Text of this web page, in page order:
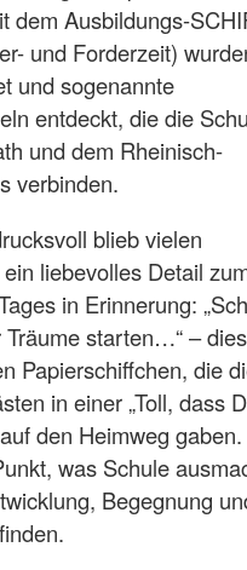
dem Ausbildungs-
und Forderzeit)
und sogenannte
entdeckt, die die
und dem Rheinisch-
verbinden.
blieb vielen
liebevolles Detail
in Erinnerung:
starten…“ –
Papierschiffchen, die
in einer „Toll, dass
den Heimweg
was Schule
Begegnung